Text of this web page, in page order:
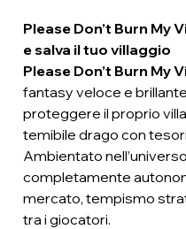
Please Don’t Burn My
e salva il tuo villaggio
Please Don’t Burn My
fantasy veloce e
proteggere il proprio
temibile drago con
Ambientato
completamente
mercato, tempismo
tra i giocatori.